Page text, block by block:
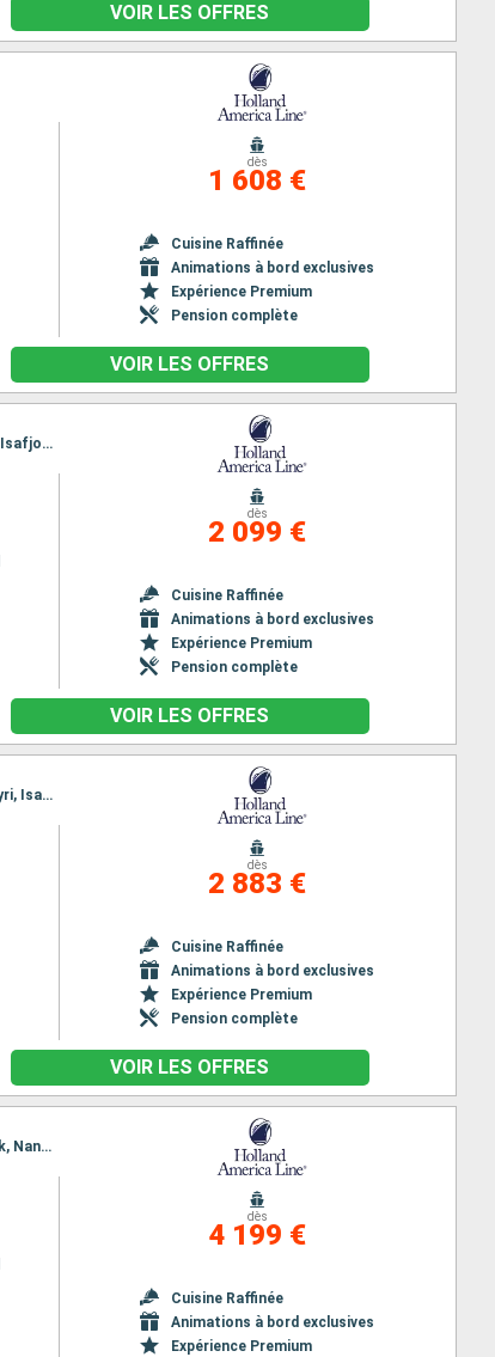
VOIR LES OFFRES
dès
1 608 €
Cuisine Raffinée
Animations à bord exclusives
Expérience Premium
Pension complète
VOIR LES OFFRES
Itinéraire : Amsterdam, Eidfjord, Olden, Alesund, Bergen, Amsterdam, Lerwick, Seydisfjordhur, Akureyri, Isafjordhur, Reykjavik
dès
2 099 €
Cuisine Raffinée
Animations à bord exclusives
Expérience Premium
Pension complète
VOIR LES OFFRES
Itinéraire : Amsterdam, Alesund, Skjolden, Eidfjord, Bergen, Amsterdam, Lerwick, Seydisfjordhur, Akureyri, Isafjordhur, Reykjavik
dès
2 883 €
Cuisine Raffinée
Animations à bord exclusives
Expérience Premium
Pension complète
VOIR LES OFFRES
Itinéraire : Amsterdam, Lerwick, Seydisfjordhur, Akureyri, Husavik, Isafjordhur, Grundarfjordur, Reykjavik, Nanortalik, Qaqortoq, Saint Anthony CA, Saint John, Halifax, Portland - Maine (East Coast), Boston
dès
4 199 €
Cuisine Raffinée
Animations à bord exclusives
Expérience Premium